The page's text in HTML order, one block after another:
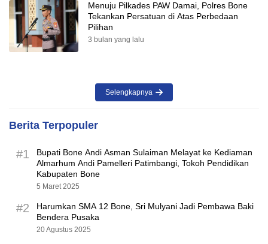
Menuju Pilkades PAW Damai, Polres Bone
Tekankan Persatuan di Atas Perbedaan
Pilihan
3 bulan yang lalu
Selengkapnya
Berita Terpopuler
#1
Bupati Bone Andi Asman Sulaiman Melayat ke Kediaman
Almarhum Andi Pamelleri Patimbangi, Tokoh Pendidikan
Kabupaten Bone
5 Maret 2025
#2
Harumkan SMA 12 Bone, Sri Mulyani Jadi Pembawa Baki
Bendera Pusaka
20 Agustus 2025